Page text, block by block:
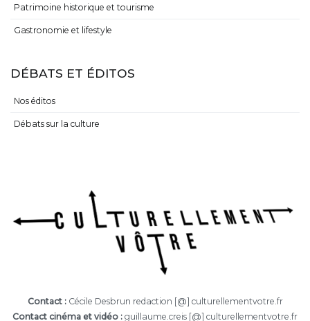
Patrimoine historique et tourisme
Gastronomie et lifestyle
DÉBATS ET ÉDITOS
Nos éditos
Débats sur la culture
Contact :Cécile Desbrun redaction [@] culturellementvotre.fr
Contact cinéma et vidéo : guillaume.creis [@] culturellementvotre.fr